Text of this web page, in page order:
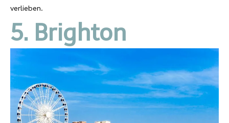
verlieben.
5. Brighton